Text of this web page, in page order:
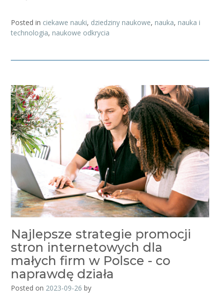
Posted in ciekawe nauki, dziedziny naukowe, nauka, nauka i
technologia, naukowe odkrycia
Najlepsze strategie promocji
stron internetowych dla
małych firm w Polsce - co
naprawdę działa
Posted on 2023-09-26 by